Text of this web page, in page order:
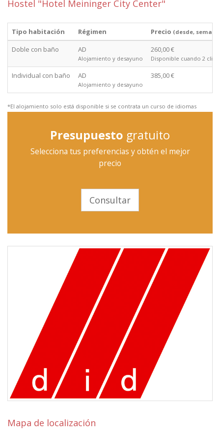
Hostel "Hotel Meininger City Center"
Tipo habitación Régimen Precio (desde,
Doble con baño AD
Alojamiento y desayuno
260,00 €
Disponible cuando 2
Individual con baño AD
Alojamiento y desayuno
385,00 €
*El alojamiento solo está disponible si se contrata un curso de idiomas
Presupuesto gratuito
Selecciona tus preferencias y obtén el mejor
precio
Consultar
Mapa de localización